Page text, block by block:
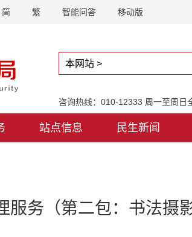
简 繁 智能问答 移动版
咨询热线：010-12333 周一至周日
站点信息 民生新闻
服务（第二包：书法摄